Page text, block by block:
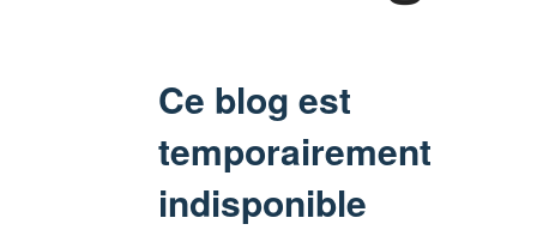
Ce blog est
temporairement
indisponible